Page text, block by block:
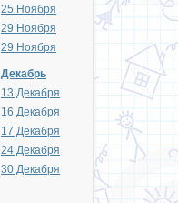
25 Ноября
29 Ноября
29 Ноября
Декабрь
13 Декабря
16 Декабря
17 Декабря
24 Декабря
30 Декабря